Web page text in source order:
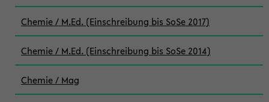
Chemie / M.Ed. (Einschreibung bis SoSe 2017)
Chemie / M.Ed. (Einschreibung bis SoSe 2014)
Chemie / Mag